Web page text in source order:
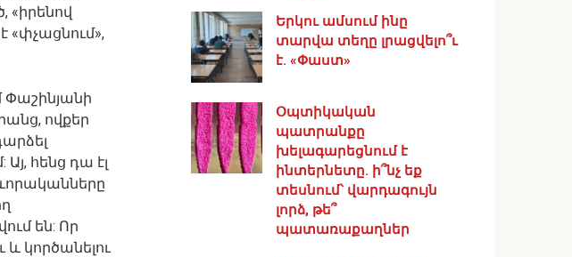
«իրենով
«փչացնում»,
Փաշինյանի
ովքեր
հենց դա էլ
են: Որ
և կործանելու
Երկու ամսում ինը
տարվա տեղը լրացվելո՞ւ
է. «Փաստ»
Օպտիկական
պատրանքը
խելագարեցնում է
ինտերնետը. ի՞նչ եք
տեսնում՝ վարդագույն
լորձ, թե՞
պատառաքաղներ